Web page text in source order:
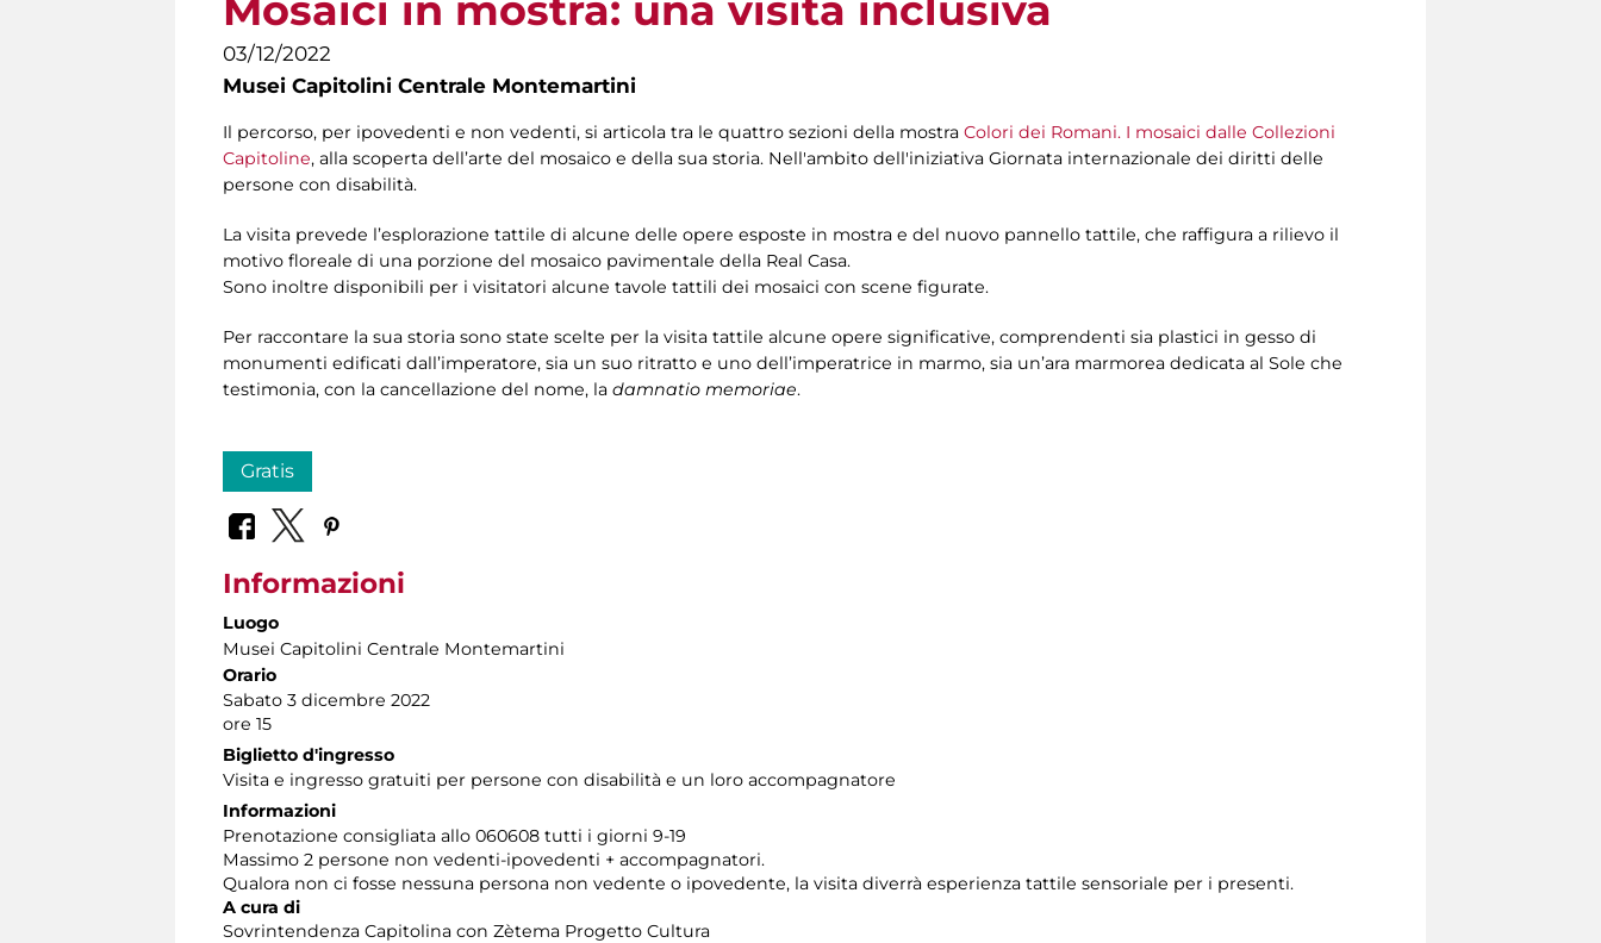
03/12/2022
Musei Capitolini Centrale Montemartini
Il percorso, per ipovedenti e non vedenti, si articola tra le quattro sezioni della mostra Colori dei Romani. I mosaici dalle Collezioni
Capitoline, alla scoperta dell’arte del mosaico e della sua storia. Nell'ambito dell'iniziativa Giornata internazionale dei diritti delle
persone con disabilità.
La visita prevede l’esplorazione tattile di alcune delle opere esposte in mostra e del nuovo pannello tattile, che raffigura a rilievo il
motivo floreale di una porzione del mosaico pavimentale della Real Casa.
Sono inoltre disponibili per i visitatori alcune tavole tattili dei mosaici con scene figurate.
Per raccontare la sua storia sono state scelte per la visita tattile alcune opere significative, comprendenti sia plastici in gesso di
monumenti edificati dall’imperatore, sia un suo ritratto e uno dell’imperatrice in marmo, sia un’ara marmorea dedicata al Sole che
testimonia, con la cancellazione del nome, la damnatio memoriae.
Gratis
Informazioni
Luogo
Musei Capitolini Centrale Montemartini
Orario
Sabato 3 dicembre 2022
ore 15
Biglietto d'ingresso
Visita e ingresso gratuiti per persone con disabilità e un loro accompagnatore
Informazioni
Prenotazione consigliata allo 060608 tutti i giorni 9-19
Massimo 2 persone non vedenti-ipovedenti + accompagnatori.
Qualora non ci fosse nessuna persona non vedente o ipovedente, la visita diverrà esperienza tattile sensoriale per i presenti.
A cura di
Sovrintendenza Capitolina con Zètema Progetto Cultura